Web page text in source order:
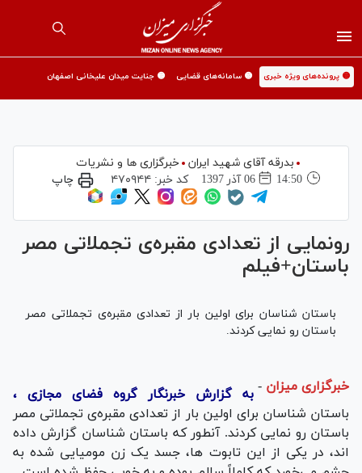
🟡 پرونده‌های ویژه خبری 🟡 سامانه‌های قضایی 🟡 جنایت میدان علیخانی اصفهان
بدرقه آقای شهید ایران
خبرگزاری ها و نشریات
14:50
06 آذر 1397 کد خبر: ۴۷۰۹۴۴ چاپ
رونمایی از تعدادی مقبره‌ی تجملاتی مصر
باستان+فیلم
باستان شناسان برای اولین بار از تعدادی مقبره‌ی تجملاتی مصر
باستان رو نمایی کردند.
خبرگزاری میزان - به گزارش خبرنگار گروه فضای مجازی ،
باستان شناسان برای اولین بار از تعدادی مقبره‌ی تجملاتی مصر
باستان رو نمایی کردند. آنطور که باستان شناسان گزارش داده
اند، در یکی از این تابوت ها، جسد یک زن مومیایی شده به